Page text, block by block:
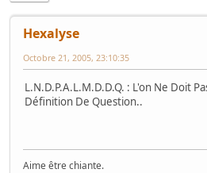
Hexalyse
Octobre 21, 2005, 23:10:35
L.N.D.P.A.L.M.D.D.Q. : L'on Ne Doit
Définition De Question..
Aime être chiante.